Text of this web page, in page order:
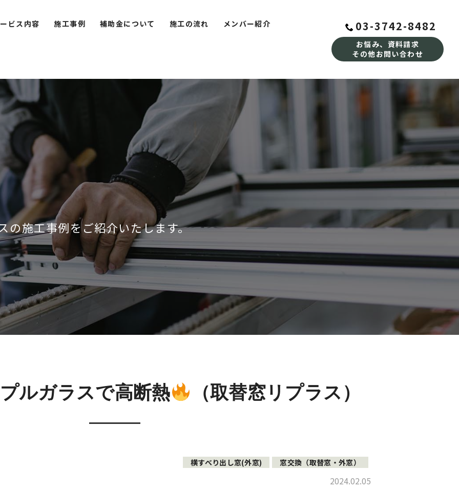
ビス内容 施工事例 補助金について 施工の流れ メンバー紹介 03-3742-8482
お悩み、資料請求
その他お問い合わせ
の施工事例をご紹介いたします。
ルガラスで高断熱 （取替窓リプラス）
横すべり出し窓(外窓) 窓交換（取替窓・外窓）
2024.02.05